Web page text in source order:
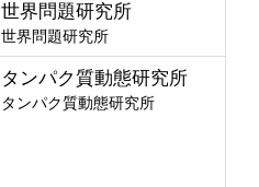
世界問題研究所
世界問題研究所
タンパク質動態研究所
タンパク質動態研究所